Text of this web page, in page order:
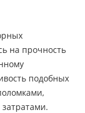
на прочность
подобных